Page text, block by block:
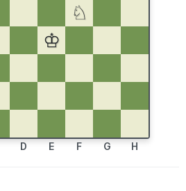
♘
♔
D E F G H